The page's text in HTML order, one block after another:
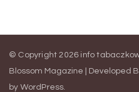
© Copyright 2026 info
Blossom Magazine | Developed
by WordPress.